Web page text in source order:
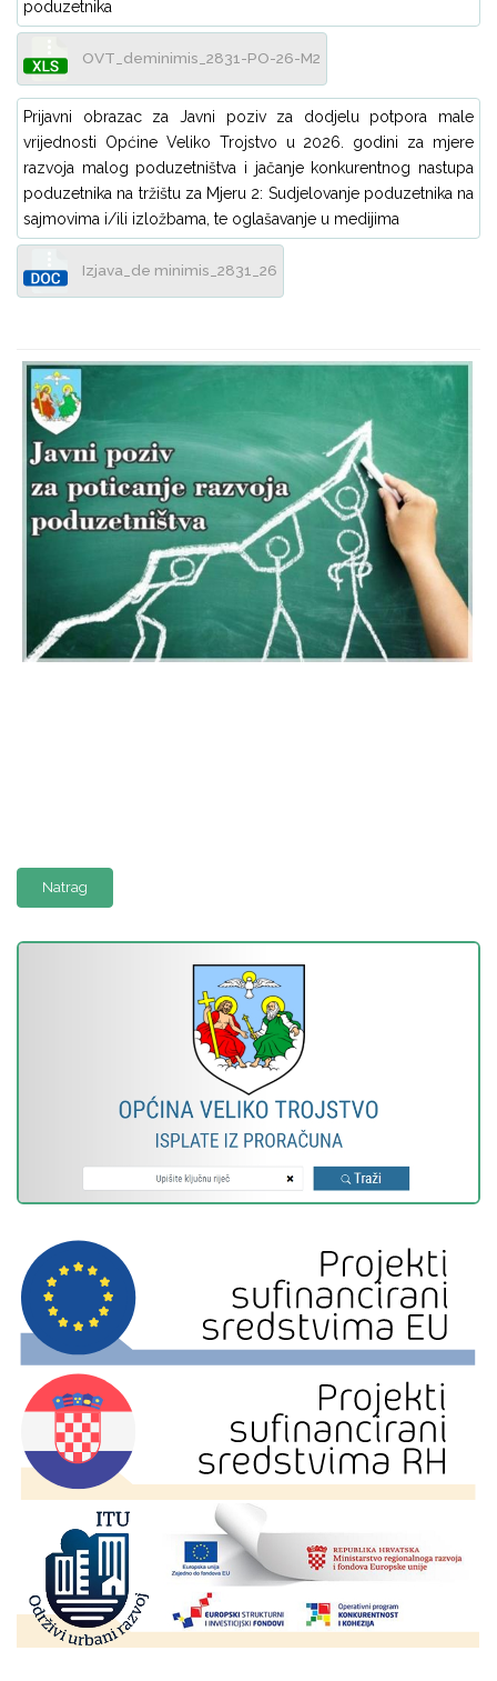
poduzetnika
OVT_deminimis_2831-PO-26-M2
Prijavni obrazac za Javni poziv za dodjelu potpora male
vrijednosti Općine Veliko Trojstvo u 2026. godini za mjere
razvoja malog poduzetništva i jačanje konkurentnog nastupa
poduzetnika na tržištu za Mjeru 2: Sudjelovanje poduzetnika na
sajmovima i/ili izložbama, te oglašavanje u medijima
Izjava_de minimis_2831_26
Natrag